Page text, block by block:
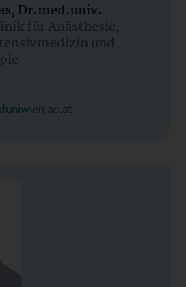
Dr.med.univ.
für Anästhesie,
und